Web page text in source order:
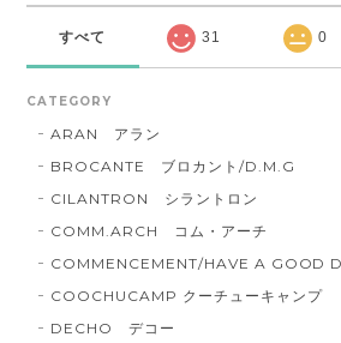
すべて 31 0
CATEGORY
ARAN アラン
BROCANTE ブロカント/D.M.G
CILANTRON シラントロン
COMM.ARCH コム・アーチ
COMMENCEMENT/HAVE A GOOD
COOCHUCAMP クーチューキャンプ
DECHO デコー